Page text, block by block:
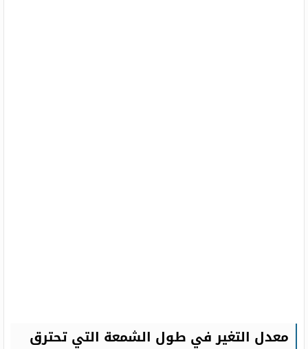
معدل التغير في طول الشمعة التي تحترق